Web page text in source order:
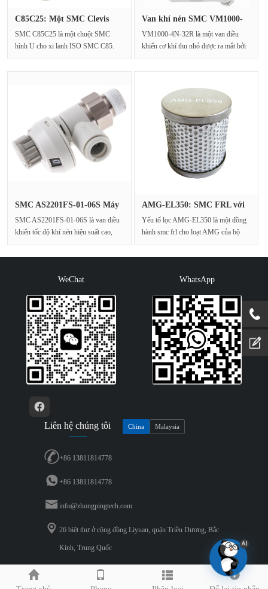
C85C25: Một SMC Clevis
SMC C85C25 là một chuột SMC
hình U cho xi lanh ISO SMC C85.
Van khí nén SMC VM1000-
VM1000-4N-32R là một van điều
khiển cơ khí thu nhỏ được ra mắt bởi
SMC AS2201FS-01-06S Máy
SMC AS2201FS-01-06S là van điều
khiển tốc độ khí nén hiệu suất cao,
AMG-EL350: SMC FRL với
Yếu tố lọc AMG-EL350 là một đồng
hành smc frl cho loạt AMG của bộ
WeChat WhatsApp
Liên hệ chúng tôi China Malaysia
+86 13811814778
+86 13811814778
info@zhongpingtech.com
26 biệt thự ở cộng đồng Liyuan, quận Triều Dương, Bắc
Kinh, Trung Quốc
Bản quyền © 2024 Beijing Zhongping Technology Co., LTD.. Tất cả các quyền.